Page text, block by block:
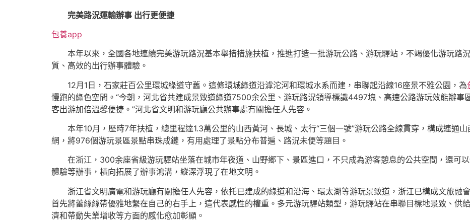
完美路況運輸辦事 出行更便捷
包養app
本年以來，全國各地連續完美游玩路況基本舉措措施扶植，推進打造一批游玩公路、游玩驛站，不竭優化游玩路
質、高效的出行辦事體驗。
12月1日，石家莊百公里環城綠道守舊。這條環城綠道沿滹沱河和環城水系而建，串聯起沿線16座景不雅公園，為
慢跑的綠色空間。“今朝，河北省共建成景致道綠道7500余公里、游玩路況領導標識4497塊、高速公路游玩效能辦
客出游加倍溫馨便捷。”河北省文明和游玩廳公共辦事處有關擔任人先容。
本年10月，歷時7年扶植，總里程達1.3萬公里的山西黃河、長城、太行“三個一號”游玩公路全線貫穿，構成連通
網，將976個游玩景區景點串珠成鏈，有用處理了景點分布普遍、路況未便等題目。
在浙江，300余座省級游玩驛站坐落在城市年夜道、山野鄉下、景區進口，不只成為游客憩息的公共空間，還可
體驗等辦事，橫向拓展了辦事鴻溝，縱深浮現了在地文明。
浙江省文明廣電和游玩廳有關擔任人先容，依托已建成的綠道和沿海、環太湖等游玩景致道，浙江已構成文旅融
首先將蕾絲絲帶優雅地繫在自己的右手上，這代表感性的權重。多元游玩驛站類型，游玩驛站在串聯目標地景致、供
濟和帶動失業增收等方面的感化愈加彰顯。